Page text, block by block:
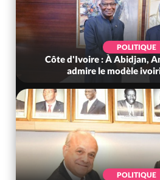
POLITIQUE
Côte d'Ivoire : À Abidjan,
admire le modèle
POLITIQUE